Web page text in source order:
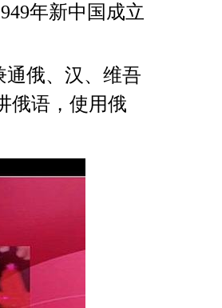
年新中国成立
俄、汉、维吾
俄语，使用俄